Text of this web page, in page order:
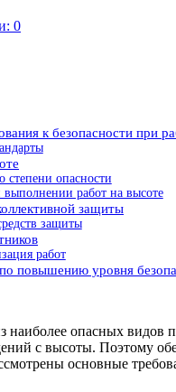
0
к безопасности при
степени опасности
работ на высоте
защиты
защиты
работ
повышению уровня
наиболее опасных видов
с высоты. Поэтому
основные